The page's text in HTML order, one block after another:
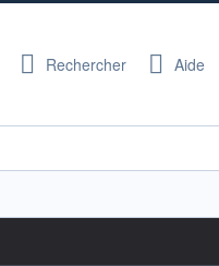
Rechercher Aide